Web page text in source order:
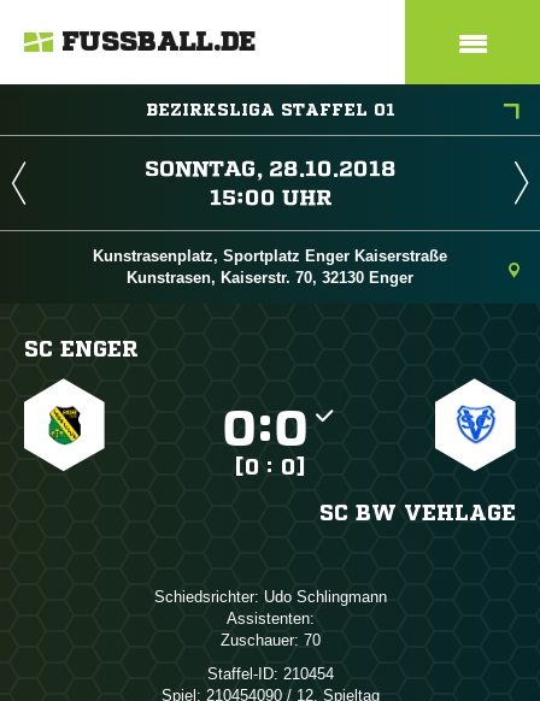
FUSSBALL.DE
BEZIRKSLIGA STAFFEL 01
 
 
Kunstrasenplatz, Sportplatz Enger Kaiserstraße
Kunstrasen, Kaiserstr. 70, 32130 Enger
SC ENGER
:
[0 : 0]
SC BW VEHLAGE
Schiedsrichter:  
Assistenten:
Zuschauer: 70
Staffel-ID: 210454
Spiel: 210454090 / 12. Spieltag